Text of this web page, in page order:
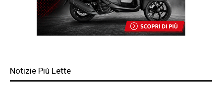
Notizie Più Lette